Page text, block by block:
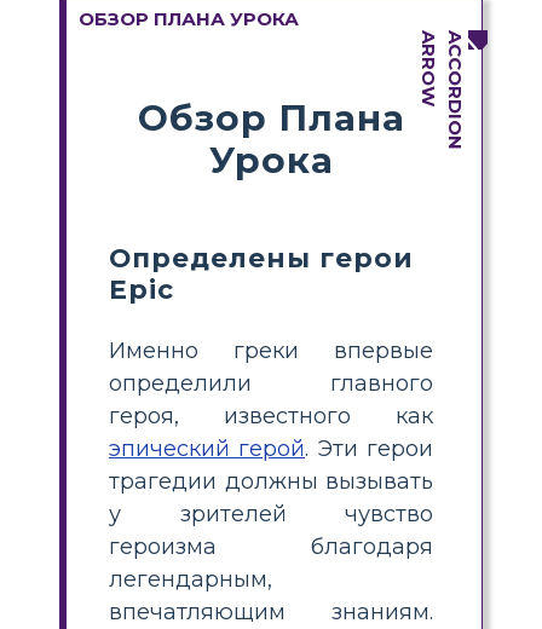
ОБЗОР ПЛАНА УРОКА
Обзор Плана
Урока
Определены герои
Epic
Именно греки впервые
определили главного
героя, известного как
эпический герой. Эти герои
трагедии должны вызывать
у зрителей чувство
героизма благодаря
легендарным,
впечатляющим знаниям.